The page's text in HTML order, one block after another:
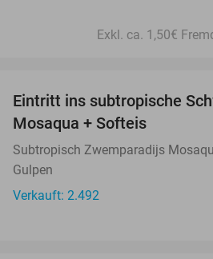
Exkl. ca. 1,50€
Eintritt ins subtropische
Mosaqua + Softeis
Subtropisch Zwemparadijs
Gulpen
Verkauft: 2.492